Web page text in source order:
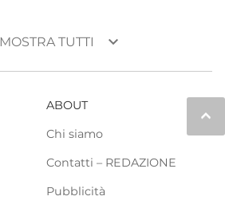
MOSTRA TUTTI keyboard_arrow_down
keyboard_arrow_up
ABOUT
Chi siamo
Contatti – REDAZIONE
Pubblicità